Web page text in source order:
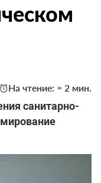
На чтение: ≈ 2 мин.
санитарно-